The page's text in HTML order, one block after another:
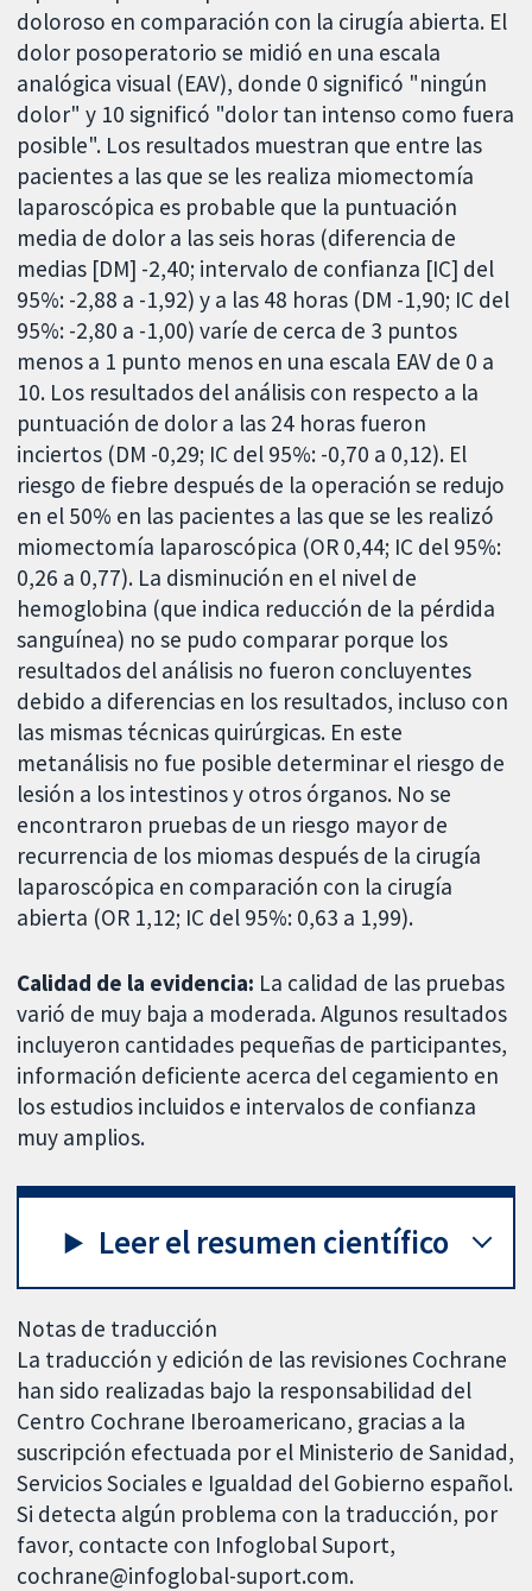
doloroso en comparación con la cirugía abierta. El
dolor posoperatorio se midió en una escala
analógica visual (EAV), donde 0 significó "ningún
dolor" y 10 significó "dolor tan intenso como fuera
posible". Los resultados muestran que entre las
pacientes a las que se les realiza miomectomía
laparoscópica es probable que la puntuación
media de dolor a las seis horas (diferencia de
medias [DM] -2,40; intervalo de confianza [IC] del
95%: -2,88 a -1,92) y a las 48 horas (DM -1,90; IC del
95%: -2,80 a -1,00) varíe de cerca de 3 puntos
menos a 1 punto menos en una escala EAV de 0 a
10. Los resultados del análisis con respecto a la
puntuación de dolor a las 24 horas fueron
inciertos (DM -0,29; IC del 95%: -0,70 a 0,12). El
riesgo de fiebre después de la operación se redujo
en el 50% en las pacientes a las que se les realizó
miomectomía laparoscópica (OR 0,44; IC del 95%:
0,26 a 0,77). La disminución en el nivel de
hemoglobina (que indica reducción de la pérdida
sanguínea) no se pudo comparar porque los
resultados del análisis no fueron concluyentes
debido a diferencias en los resultados, incluso con
las mismas técnicas quirúrgicas. En este
metanálisis no fue posible determinar el riesgo de
lesión a los intestinos y otros órganos. No se
encontraron pruebas de un riesgo mayor de
recurrencia de los miomas después de la cirugía
laparoscópica en comparación con la cirugía
abierta (OR 1,12; IC del 95%: 0,63 a 1,99).
Calidad de la evidencia: La calidad de las pruebas
varió de muy baja a moderada. Algunos resultados
incluyeron cantidades pequeñas de participantes,
información deficiente acerca del cegamiento en
los estudios incluidos e intervalos de confianza
muy amplios.
Leer el resumen científico
Notas de traducción
La traducción y edición de las revisiones Cochrane
han sido realizadas bajo la responsabilidad del
Centro Cochrane Iberoamericano, gracias a la
suscripción efectuada por el Ministerio de Sanidad,
Servicios Sociales e Igualdad del Gobierno español.
Si detecta algún problema con la traducción, por
favor, contacte con Infoglobal Suport,
cochrane@infoglobal-suport.com.